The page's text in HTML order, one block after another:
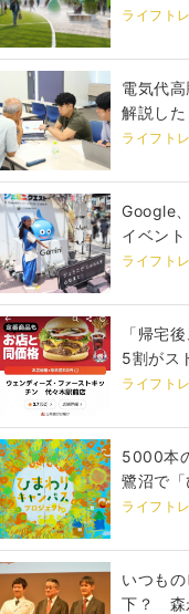
ライフト
電気代
解説し
ライフト
Google
イベン
ライフト
「帰宅
5割がス
ライフト
5000本
鷺沼で
ライフト
いつも
下？ 森